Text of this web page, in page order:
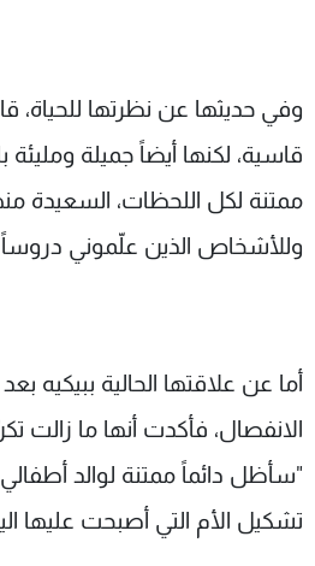
وفي حديثها عن نظرتها للحياة،
قاسية، لكنها أيضاً جميلة ومليئة
ممتنة لكل اللحظات، السعيدة
وللأشخاص الذين علّموني
أما عن علاقتها الحالية ببيكيه
الانفصال، فأكدت أنها ما زالت
"سأظل دائماً ممتنة لوالد
تشكيل الأم التي أصبحت عليها